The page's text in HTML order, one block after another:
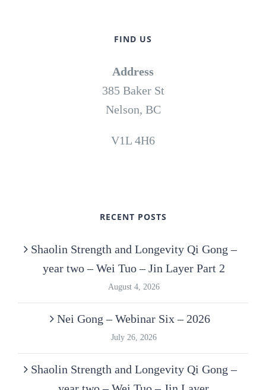
FIND US
Address
385 Baker St
Nelson, BC
V1L 4H6
RECENT POSTS
Shaolin Strength and Longevity Qi Gong –
year two – Wei Tuo – Jin Layer Part 2
August 4, 2026
Nei Gong – Webinar Six – 2026
July 26, 2026
Shaolin Strength and Longevity Qi Gong –